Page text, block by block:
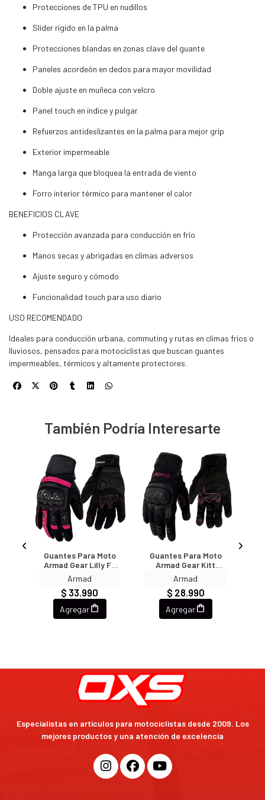
Protecciones de TPU en nudillos
Slider rígido en la palma
Protecciones blandas en zonas clave del guante
Paneles acordeón en dedos para mayor movilidad
Doble ajuste en muñeca con velcro
Panel touch en índice y pulgar
Refuerzos antideslizantes en la palma para mejor grip
Exterior impermeable
Manga larga que bloquea la entrada de viento
Forro interior térmico para mantener el calor
BENEFICIOS CLAVE
Protección avanzada para conducción en frío
Manos secas y abrigadas en climas adversos
Ajuste seguro y cómodo
Funcionalidad touch para uso diario
USO RECOMENDADO
Ideales para conducción urbana, commuting y rutas en climas fríos o
lluviosos, pensados para motociclistas que buscan guantes
impermeables, térmicos y altamente protectores.
También Podría Interesarte
Guantes Para Moto
Armad Gear Lilly Fc
MujerTouch
Protecciones
Armad
$ 33.990
Agregar
Guantes Para Moto
Armad Gear Kitt
MujerTouch
Protecciones
Armad
$ 28.990
Agregar
Especialistas en artículos para motociclistas desde 2009. Los
mejores productos y una atención de excelencia